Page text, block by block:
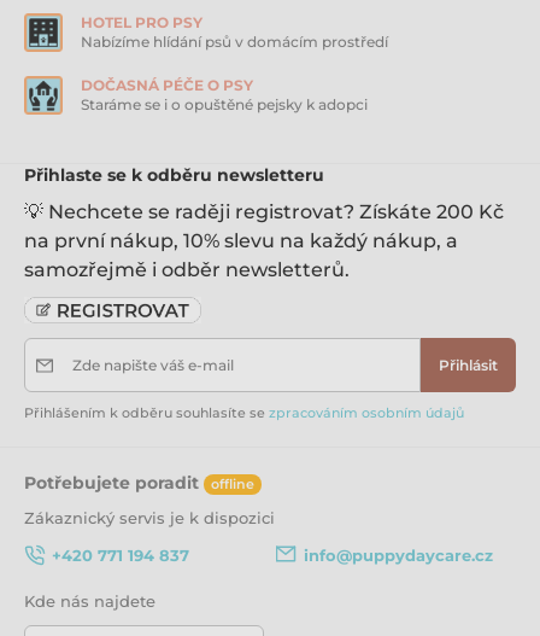
HOTEL PRO PSY
Nabízíme hlídání psů v domácím prostředí
DOČASNÁ PÉČE O PSY
Staráme se i o opuštěné pejsky k adopci
Přihlaste se k odběru newsletteru
💡 Nechcete se raději registrovat? Získáte 200 Kč
na první nákup, 10% slevu na každý nákup, a
samozřejmě i odběr newsletterů.
Zde napište váš e-mail Přihlásit
Přihlášením k odběru souhlasíte se zpracováním osobním údajů
Potřebujete poradit offline
Zákaznický servis je k dispozici
+420 771 194 837
info@puppydaycare.cz
Kde nás najdete